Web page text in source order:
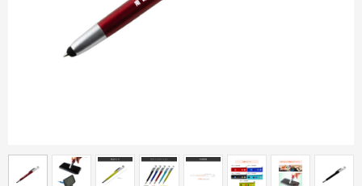
ターゲットから探す
印刷色から探す